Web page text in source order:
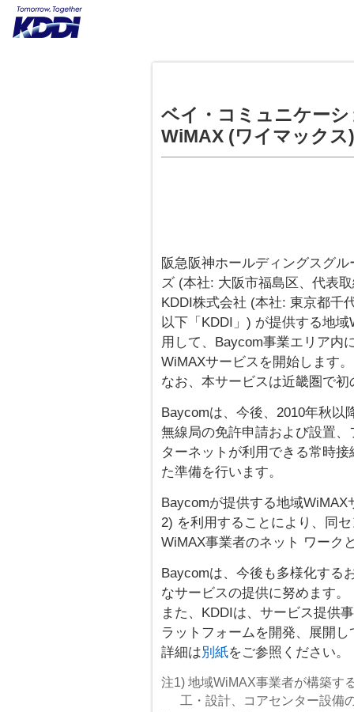
ベイ・コミュニケー
WiMAX (ワイマック
阪急阪神ホールディングスグ
ズ (本社: 大阪市福島区、代表
KDDI株式会社 (本社: 東京都千
以下「KDDI」) が提供する地
用して、Baycom事業エリア内
WiMAXサービスを開始します。
なお、本サービスは近畿圏で
Baycomは、今後、2010年秋以
無線局の免許申請および設置
ターネットが利用できる常時
た準備を行います。
Baycomが提供する地域
2) を利用することにより、同
WiMAX事業者のネット ワーク
Baycomは、今後も多様化する
なサービスの提供に努めます。
また、KDDIは、サービス提供
ラットフォームを開発、展開し
詳細は別紙をご参照ください。
注1) 地域WiMAX事業者が構築す
工・設計、コアセンター設備